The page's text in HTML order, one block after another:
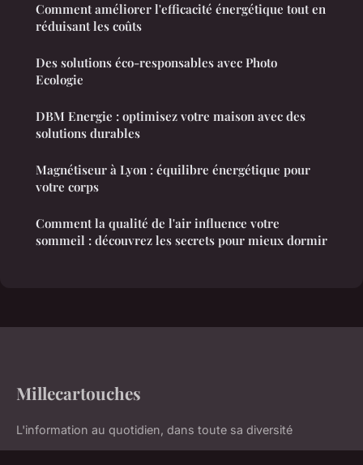
Comment améliorer l'efficacité énergétique tout en
réduisant les coûts
Des solutions éco-responsables avec Photo
Ecologie
DBM Energie : optimisez votre maison avec des
solutions durables
Magnétiseur à Lyon : équilibre énergétique pour
votre corps
Comment la qualité de l'air influence votre
sommeil : découvrez les secrets pour mieux dormir
Millecartouches
L'information au quotidien, dans toute sa diversité